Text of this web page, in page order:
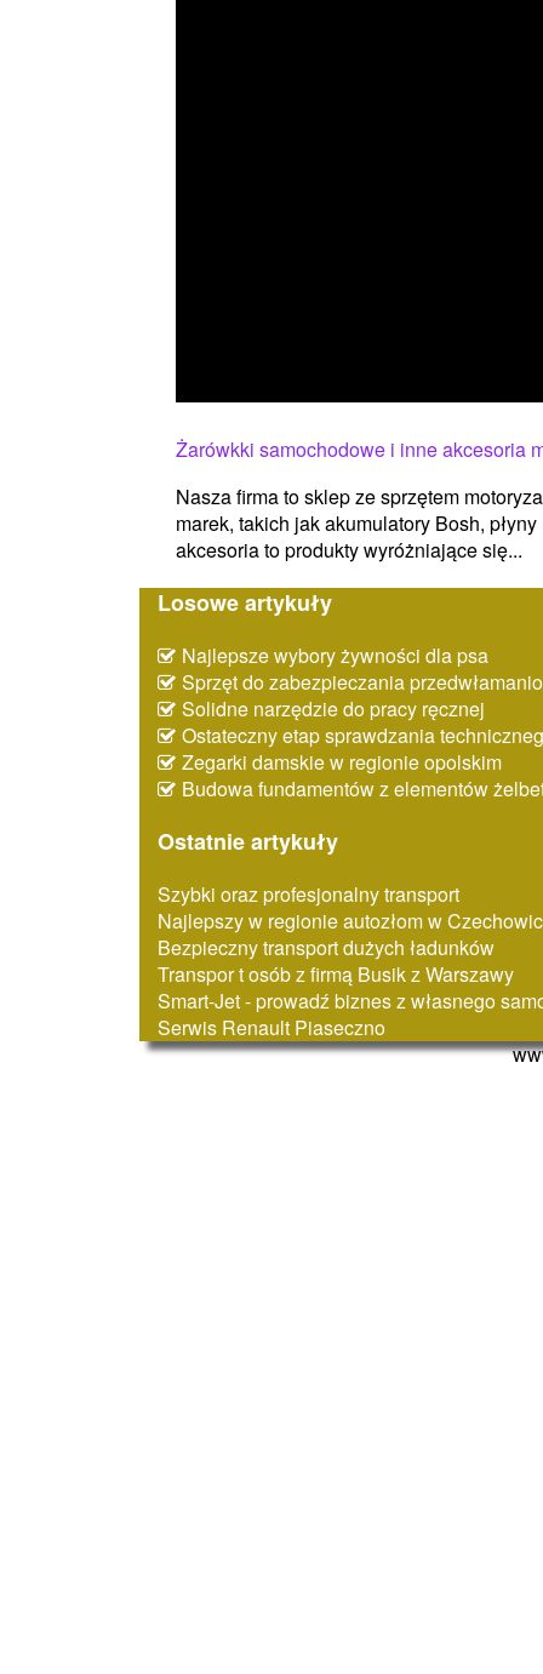
Żarówkki samochodowe i inne akcesoria
Nasza firma to sklep ze sprzętem
marek, takich jak akumulatory Bosh,
akcesoria to produkty wyróżniające się...
Losowe artykuły
Najlepsze wybory żywności dla psa
Sprzęt do zabezpieczania
Solidne narzędzie do pracy ręcznej
Ostateczny etap sprawdzania
Zegarki damskie w regionie opolskim
Budowa fundamentów z elementów
Ostatnie artykuły
Szybki oraz profesjonalny transport
Najlepszy w regionie autozłom w
Bezpieczny transport dużych ładunków
Transpor t osób z firmą Busik z Warszawy
Smart-Jet - prowadź biznes z własnego
Serwis Renault Piaseczno